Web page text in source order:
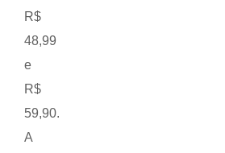
R$
48,99
e
R$
59,90.
A